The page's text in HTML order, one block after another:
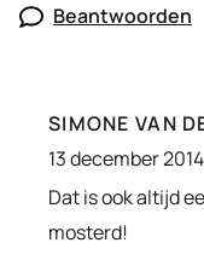
Beantwoorden
SIMONE VAN
13 december
Dat is ook altijd
mosterd!